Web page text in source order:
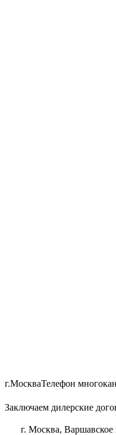
г.МоскваТелефон
Заключаем дилерские
г. Москва, Варшавское